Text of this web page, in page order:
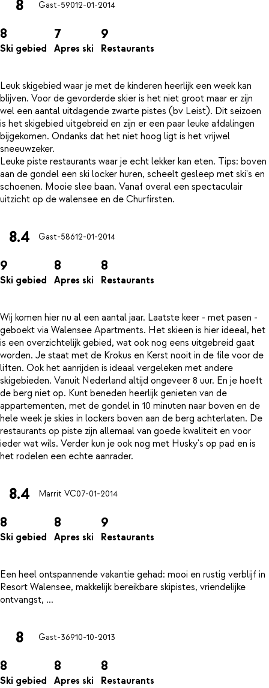
8 Gast-59012-01-2014
8
Ski gebied
7
Apres ski
9
Restaurants
Leuk skigebied waar je met de kinderen heerlijk een week kan
blijven. Voor de gevorderde skier is het niet groot maar er zijn
wel een aantal uitdagende zwarte pistes (bv Leist). Dit seizoen
is het skigebied uitgebreid en zijn er een paar leuke afdalingen
bijgekomen. Ondanks dat het niet hoog ligt is het vrijwel
sneeuwzeker.
Leuke piste restaurants waar je echt lekker kan eten. Tips: boven
aan de gondel een ski locker huren, scheelt gesleep met ski's en
schoenen. Mooie slee baan. Vanaf overal een spectaculair
8.4 Gast-58612-01-2014
9
Ski gebied
8
Apres ski
8
Restaurants
Wij komen hier nu al een aantal jaar. Laatste keer - met pasen -
geboekt via Walensee Apartments. Het skieen is hier ideeal, het
is een overzichtelijk gebied, wat ook nog eens uitgebreid gaat
worden. Je staat met de Krokus en Kerst nooit in de file voor de
liften. Ook het aanrijden is ideaal vergeleken met andere
skigebieden. Vanuit Nederland altijd ongeveer 8 uur. En je hoeft
de berg niet op. Kunt beneden heerlijk genieten van de
appartementen, met de gondel in 10 minuten naar boven en de
hele week je skies in lockers boven aan de berg achterlaten. De
restaurants op piste zijn allemaal van goede kwaliteit en voor
ieder wat wils. Verder kun je ook nog met Husky's op pad en is
8.4 Marrit VC07-01-2014
8
Ski gebied
8
Apres ski
9
Restaurants
Een heel ontspannende vakantie gehad: mooi en rustig verblijf in
Resort Walensee, makkelijk bereikbare skipistes, vriendelijke
8 Gast-36910-10-2013
8
Ski gebied
8
Apres ski
8
Restaurants